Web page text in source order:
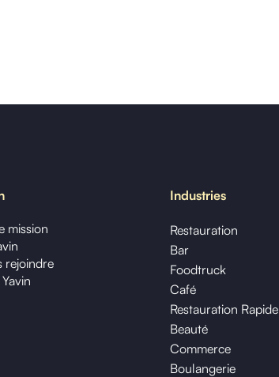
mission
rejoindre
Industries
Restauration
Bar
Foodtruck
Café
Restauration Rapide
Beauté
Commerce
Boulangerie